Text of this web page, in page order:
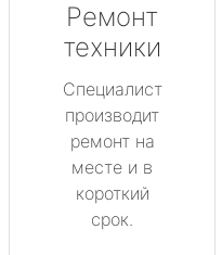
Ремонт
техники
Специалист
производит
ремонт на
месте и в
короткий
срок.